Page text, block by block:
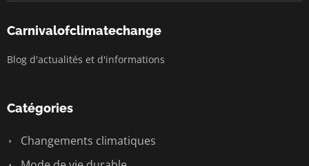
Carnivalofclimatechange
Blog d'actualités et d'informations
Catégories
Changements climatiques